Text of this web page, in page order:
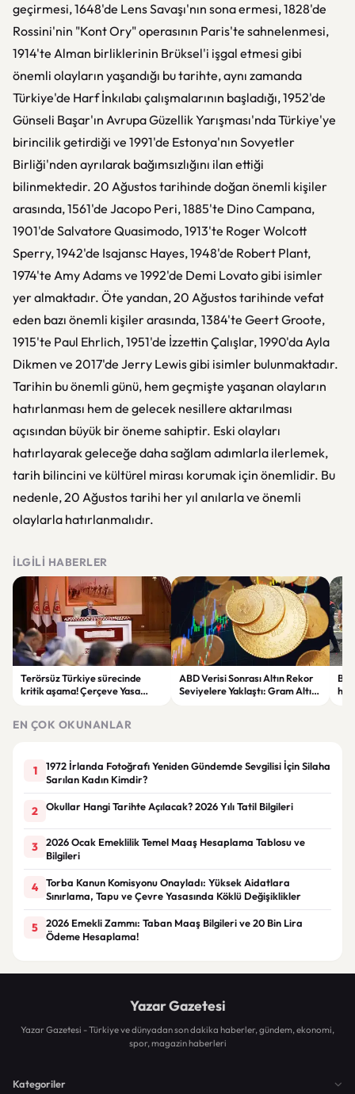
geçirmesi, 1648'de Lens Savaşı'nın sona ermesi, 1828'de
Rossini'nin "Kont Ory" operasının Paris'te sahnelenmesi,
1914'te Alman birliklerinin Brüksel'i işgal etmesi gibi
önemli olayların yaşandığı bu tarihte, aynı zamanda
Türkiye'de Harf İnkılabı çalışmalarının başladığı, 1952'de
Günseli Başar'ın Avrupa Güzellik Yarışması'nda Türkiye'ye
birincilik getirdiği ve 1991'de Estonya'nın Sovyetler
Birliği'nden ayrılarak bağımsızlığını ilan ettiği
bilinmektedir. 20 Ağustos tarihinde doğan önemli kişiler
arasında, 1561'de Jacopo Peri, 1885'te Dino Campana,
1901'de Salvatore Quasimodo, 1913'te Roger Wolcott
Sperry, 1942'de Isajansc Hayes, 1948'de Robert Plant,
1974'te Amy Adams ve 1992'de Demi Lovato gibi isimler
yer almaktadır. Öte yandan, 20 Ağustos tarihinde vefat
eden bazı önemli kişiler arasında, 1384'te Geert Groote,
1915'te Paul Ehrlich, 1951'de İzzettin Çalışlar, 1990'da Ayla
Dikmen ve 2017'de Jerry Lewis gibi isimler bulunmaktadır.
Tarihin bu önemli günü, hem geçmişte yaşanan olayların
hatırlanması hem de gelecek nesillere aktarılması
açısından büyük bir öneme sahiptir. Eski olayları
hatırlayarak geleceğe daha sağlam adımlarla ilerlemek,
tarih bilincini ve kültürel mirası korumak için önemlidir. Bu
nedenle, 20 Ağustos tarihi her yıl anılarla ve önemli
olaylarla hatırlanmalıdır.
İLGILI HABERLER
Terörsüz Türkiye sürecinde
kritik aşama! Çerçeve Yasa
ABD Verisi Sonrası Altın Rekor
Seviyelere Yaklaştı: Gram Altın
EN ÇOK OKUNANLAR
1
1972 İrlanda Fotoğrafı Yeniden Gündemde Sevgilisi İçin Silaha
Sarılan Kadın Kimdir?
2 Okullar Hangi Tarihte Açılacak? 2026 Yılı Tatil Bilgileri
3
2026 Ocak Emeklilik Temel Maaş Hesaplama Tablosu ve
Bilgileri
4
Torba Kanun Komisyonu Onayladı: Yüksek Aidatlara
Sınırlama, Tapu ve Çevre Yasasında Köklü Değişiklikler
5
2026 Emekli Zammı: Taban Maaş Bilgileri ve 20 Bin Lira
Ödeme Hesaplama!
Yazar Gazetesi
Yazar Gazetesi - Türkiye ve dünyadan son dakika haberler, gündem, ekonomi,
spor, magazin haberleri
Kategoriler